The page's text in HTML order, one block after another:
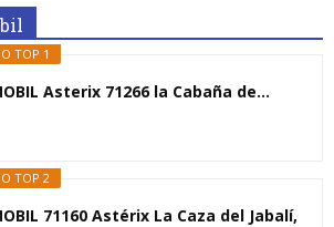
TOP 1
Asterix 71266 la Cabaña de...
TOP 2
71160 Astérix La Caza del Jabalí,